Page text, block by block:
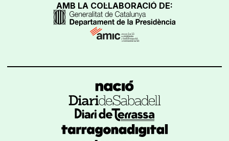
AMB LA COL·LABORACIÓ DE: